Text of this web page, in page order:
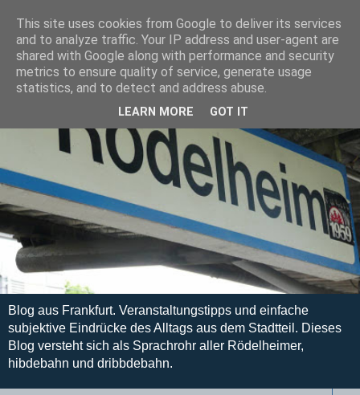
Blog aus Frankfurt. Veranstaltungstipps und einfache
subjektive Eindrücke des Alltags aus dem Stadtteil. Dieses
Blog versteht sich als Sprachrohr aller Rödelheimer,
hibdebahn und dribbdebahn.
This site uses cookies from Google to deliver its services
and to analyze traffic. Your IP address and user-agent are
shared with Google along with performance and security
metrics to ensure quality of service, generate usage
statistics, and to detect and address abuse.
LEARN MORE GOT IT